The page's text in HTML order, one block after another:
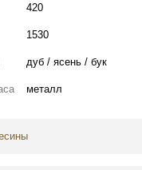
420
1530
дуб / ясень / бук
металл